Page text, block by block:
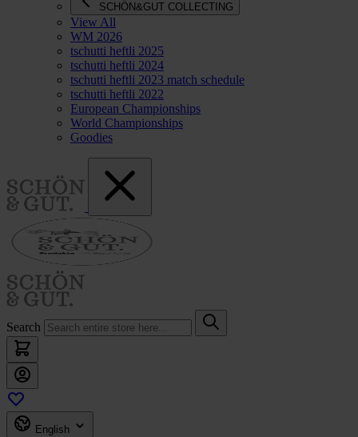
SCHÖN&GUT COLLECTING
View All
WM 2026
tschutti heftli 2025
tschutti heftli 2024
tschutti heftli 2023 match schedule
tschutti heftli 2022
European Championships
World Championships
Goodies
Search
English